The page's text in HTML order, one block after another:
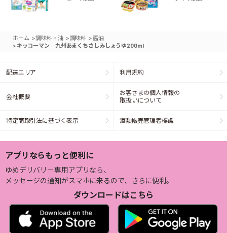
ホーム >調味料・油 >調味料 >醤油
> キッコーマン 九州あまくちさしみしょうゆ200ml
配送エリア 利用規約
会社概要
お客さまの個人情報の
取扱いについて
特定商取引法に基づく表示 酒類販売管理者標識
アプリならもっと便利に
ゆめデリバリー専用アプリなら、
メッセージの通知がスマホに来るので、さらに便利。
ダウンロードはこちら